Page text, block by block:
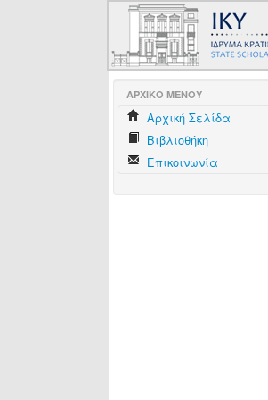
AΡΧΙΚΟ ΜΕΝΟΥ
Aρχική Σελίδα
Βιβλιοθήκη
Επικοινωνία